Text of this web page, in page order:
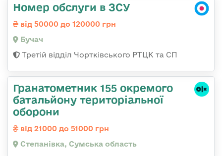
Номер обслуги в ЗСУ
від 50000 до 120000 грн
Бучач
Третій відділ Чортківського РТЦК та СП
Гранатометник 155 окремого
батальйону територіальної
оборони
від 21000 до 51000 грн
Степанівка, Сумська область